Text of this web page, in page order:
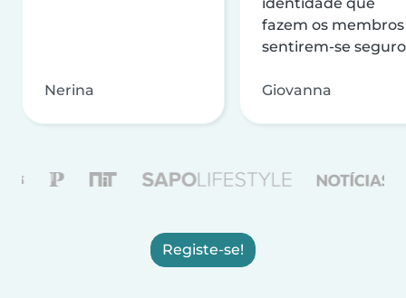
Nerina
fazem os membros
sentirem-se
Giovanna
Registe-se!